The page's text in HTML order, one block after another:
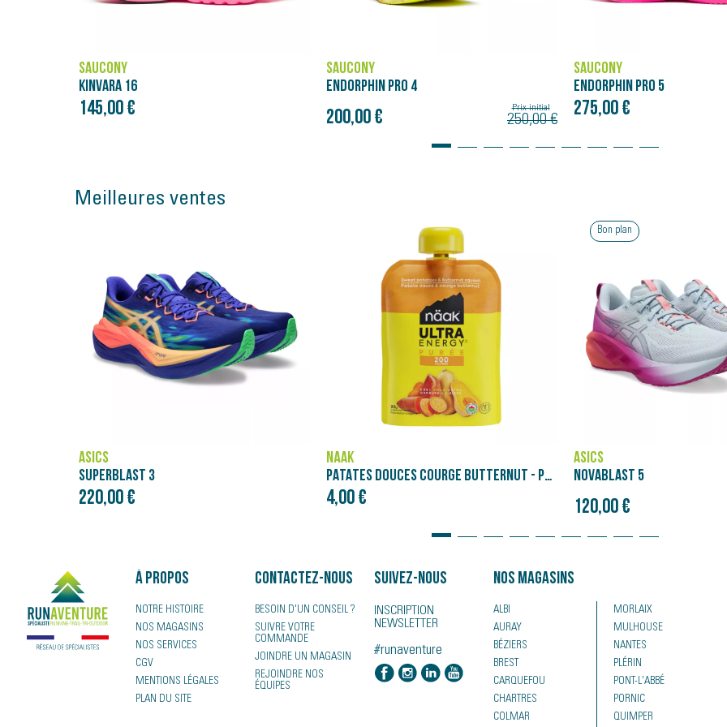
SAUCONY
ENDORPHIN PRO 4
200,00 €
SAUCONY
ENDORPHIN PRO 5
275,00 €
SAUCONY
HURRICANE 25
144,00 €
Meilleures ventes
NÄAK
4,00 €
ASICS
NOVABLAST 5
120,00 €
Bon plan
SALOMON
GENESIS
120,00 €
À propos
NOTRE HISTOIRE
NOS MAGASINS
NOS SERVICES
CGV
MENTIONS LÉGALES
PLAN DU SITE
Contactez-nous
BESOIN D'UN CONSEIL ?
SUIVRE VOTRE
COMMANDE
JOINDRE UN MAGASIN
REJOINDRE NOS
ÉQUIPES
Suivez-nous
INSCRIPTION
NEWSLETTER
#runaventure
Nos magasins
ALBI
AURAY
BÉZIERS
BREST
CARQUEFOU
CHARTRES
COLMAR
MORLAIX
MULHOUSE
NANTES
PLÉRIN
PONT-L'ABBÉ
PORNIC
QUIMPER